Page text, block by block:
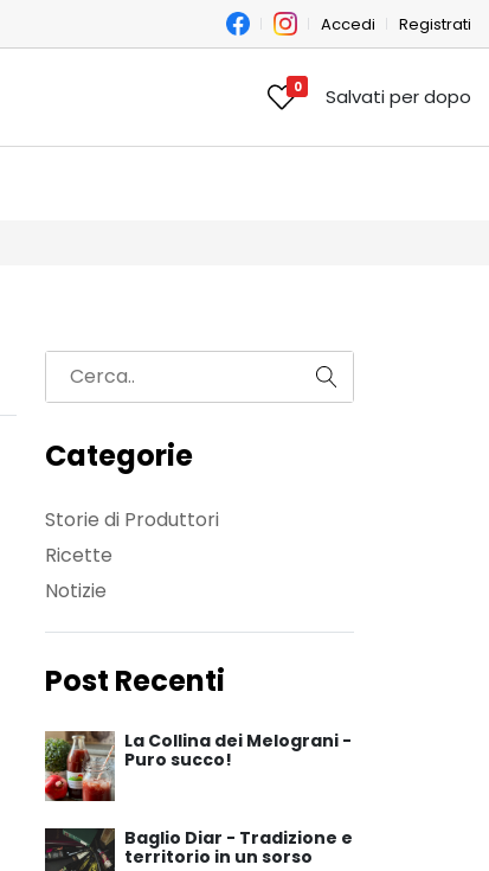
Accedi Registrati
0 Salvati per dopo
Categorie
Storie di Produttori
Ricette
Notizie
Post Recenti
La Collina dei Melograni -
Puro succo!
Baglio Diar - Tradizione e
territorio in un sorso